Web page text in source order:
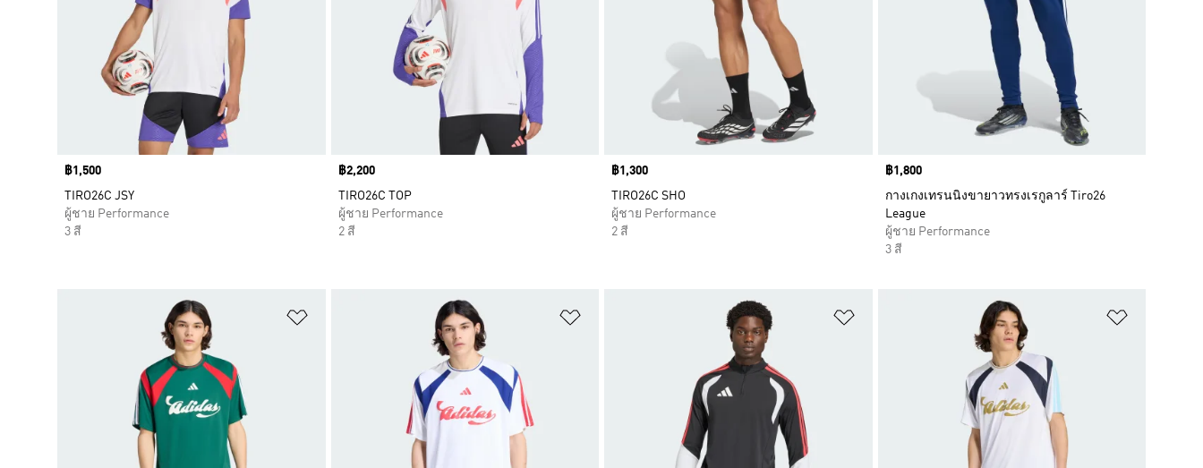
Price
฿1,500
TIRO26C JSY
ผู้ชาย Performance
3 สี
Price
฿2,200
TIRO26C TOP
ผู้ชาย Performance
2 สี
Price
฿1,300
TIRO26C SHO
ผู้ชาย Performance
2 สี
Price
฿1,800
กางเกงเทรนนิงขายาวทรงเรกูลาร์ Tiro26
League
ผู้ชาย Performance
3 สี
เพิ่มไปยังรายการสินค้าโปรด เพิ่มไปยังรายการสินค้าโปรด เพิ่มไปยังรายการสินค้าโปรด